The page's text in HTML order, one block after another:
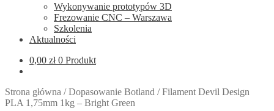
Wykonywanie prototypów 3D
Frezowanie CNC – Warszawa
Szkolenia
Aktualności
0,00 zł 0 Produkt
Strona główna /Dopasowanie Botland /Filament Devil Design
PLA 1,75mm 1kg – Bright Green